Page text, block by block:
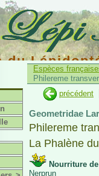
du
Espèces
Philereme
précédent
Geometridae
Philereme
La Phalène
Nourriture
Nerprun